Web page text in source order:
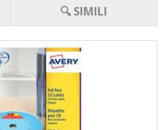
🔍 SIMILI